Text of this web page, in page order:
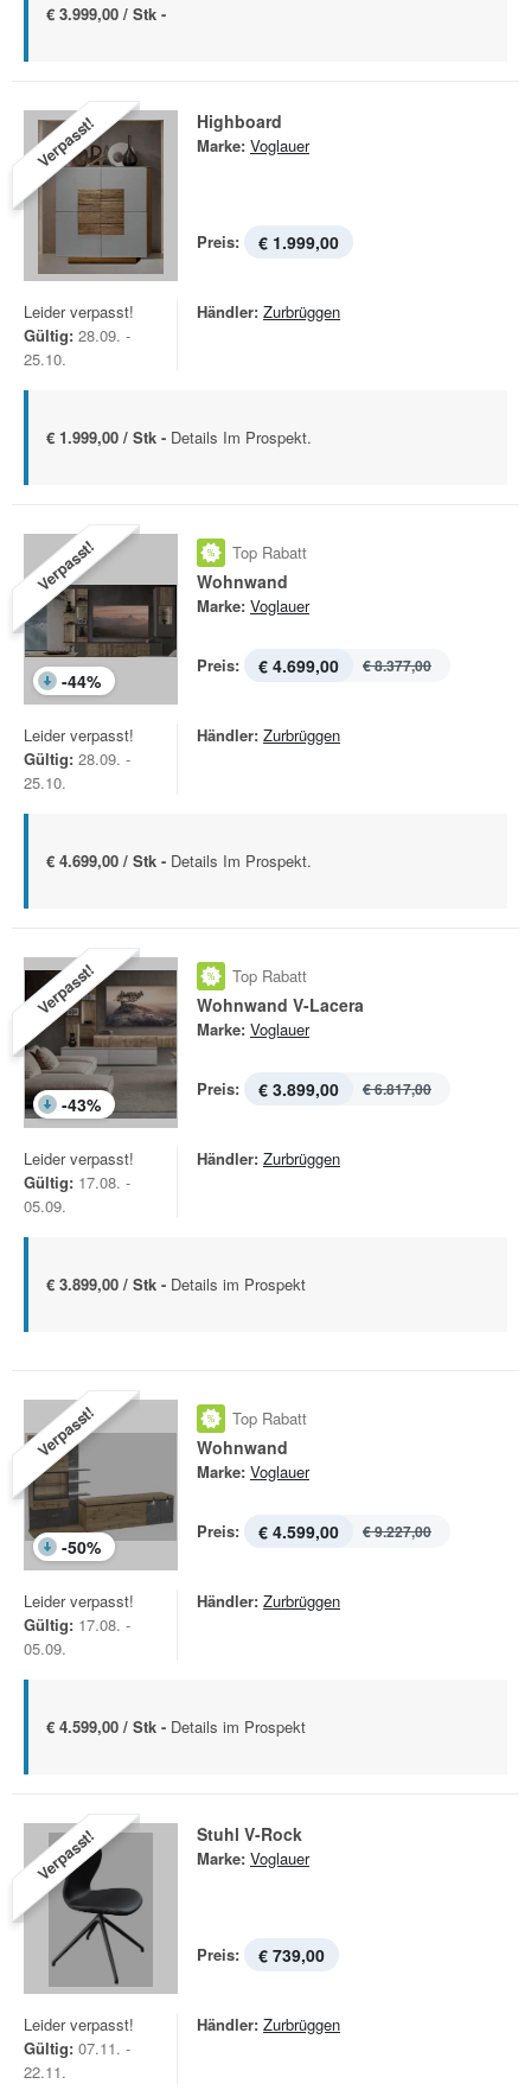
€ 3.999,00 / Stk -
Verpasst! Highboard
Marke: Voglauer
Preis: € 1.999,00
Leider verpasst!
Gültig: 28.09. -
25.10.
Händler: Zurbrüggen
€ 1.999,00 / Stk - Details Im Prospekt.
Verpasst!
-44%
Top Rabatt
Wohnwand
Marke: Voglauer
Preis: € 4.699,00 € 8.377,00
Leider verpasst!
Gültig: 28.09. -
25.10.
Händler: Zurbrüggen
€ 4.699,00 / Stk - Details Im Prospekt.
Verpasst!
-43%
Top Rabatt
Wohnwand V-Lacera
Marke: Voglauer
Preis: € 3.899,00 € 6.817,00
Leider verpasst!
Gültig: 17.08. -
05.09.
Händler: Zurbrüggen
€ 3.899,00 / Stk - Details im Prospekt
Verpasst!
-50%
Top Rabatt
Wohnwand
Marke: Voglauer
Preis: € 4.599,00 € 9.227,00
Leider verpasst!
Gültig: 17.08. -
05.09.
Händler: Zurbrüggen
€ 4.599,00 / Stk - Details im Prospekt
Verpasst! Stuhl V-Rock
Marke: Voglauer
Preis: € 739,00
Leider verpasst!
Gültig: 07.11. -
22.11.
Händler: Zurbrüggen